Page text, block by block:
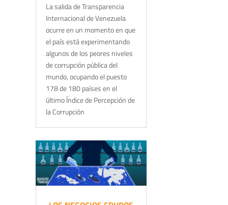
La salida de Transparencia
Internacional de Venezuela
ocurre en un momento en que
el país está experimentando
algunos de los peores niveles
de corrupción pública del
mundo, ocupando el puesto
178 de 180 países en el
último Índice de Percepción de
la Corrupción